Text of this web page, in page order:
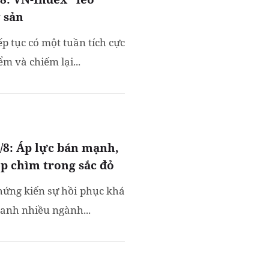
tục có một tuần tích cực
và chiếm lại...
Áp lực bán mạnh,
chìm trong sắc đỏ
kiến sự hồi phục khá
nhiều ngành...